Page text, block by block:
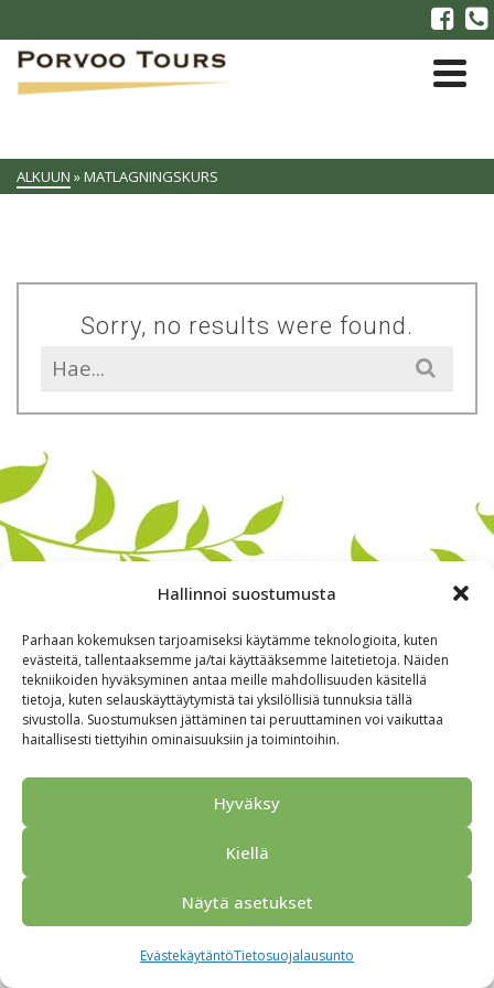
Hallinnoi suostumusta
Parhaan kokemuksen tarjoamiseksi käytämme teknologioita, kuten
evästeitä, tallentaaksemme ja/tai käyttääksemme laitetietoja. Näiden
tekniikoiden hyväksyminen antaa meille mahdollisuuden käsitellä
tietoja, kuten selauskäyttäytymistä tai yksilöllisiä tunnuksia tällä
sivustolla. Suostumuksen jättäminen tai peruuttaminen voi vaikuttaa
haitallisesti tiettyihin ominaisuuksiin ja toimintoihin.
Hyväksy
Kiellä
Näytä asetukset
EvästekäytäntöTietosuojalausunto
ALKUUN »MATLAGNINGSKURS
Sorry, no results were found.
Search
for:
Alkuun Ryhmille Kokous & Ohjelmat
Yhteistyökumppanit
Tarjouspyyntö
Anna palautetta
Tietosuojaseloste
© 2026 Porvoo Tours - matkanjärjestäjä / FPW